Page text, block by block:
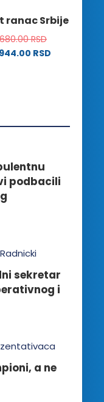
proizvoda.
ranac Srbije
RSD
RSD
podbacili
sekretar
i
a ne